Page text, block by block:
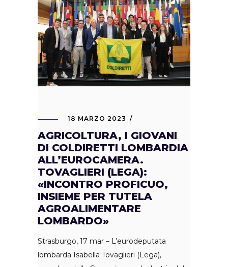
18 MARZO 2023
AGRICOLTURA, I GIOVANI
DI COLDIRETTI LOMBARDIA
ALL’EUROCAMERA.
TOVAGLIERI (LEGA):
«INCONTRO PROFICUO,
INSIEME PER TUTELA
AGROALIMENTARE
LOMBARDO»
Strasburgo, 17 mar – L’eurodeputata
lombarda Isabella Tovaglieri (Lega),